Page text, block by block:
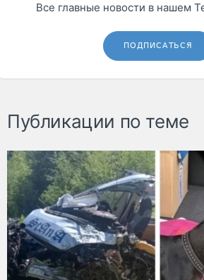
Все главные новости в нашем
ПОДПИСАТЬСЯ
Публикации по теме